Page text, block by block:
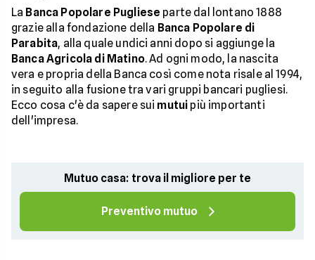
La Banca Popolare Pugliese parte dal lontano 1888
grazie alla fondazione della Banca Popolare di
Parabita, alla quale undici anni dopo si aggiunge la
Banca Agricola di Matino. Ad ogni modo, la nascita
vera e propria della Banca così come nota risale al 1994,
in seguito alla fusione tra vari gruppi bancari pugliesi.
Ecco cosa c'è da sapere sui mutui più importanti
dell'impresa.
Mutuo casa: trova il migliore per te
Preventivo mutuo